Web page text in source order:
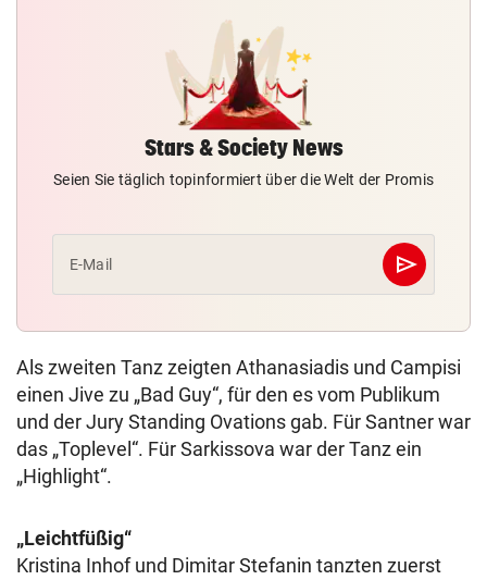
Stars & Society News
Seien Sie täglich topinformiert über die Welt der Promis
E-Mail send
Abschicken
Als zweiten Tanz zeigten Athanasiadis und Campisi
einen Jive zu „Bad Guy“, für den es vom Publikum
und der Jury Standing Ovations gab. Für Santner war
das „Toplevel“. Für Sarkissova war der Tanz ein
„Highlight“.
„Leichtfüßig“
Kristina Inhof und Dimitar Stefanin tanzten zuerst